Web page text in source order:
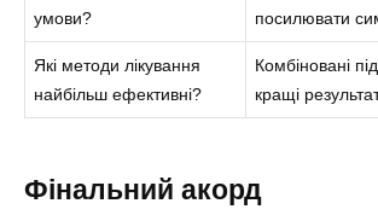
умови?
посилювати
Які методи лікування
найбільш ефективні?
Комбіновані
кращі
Фінальний акорд